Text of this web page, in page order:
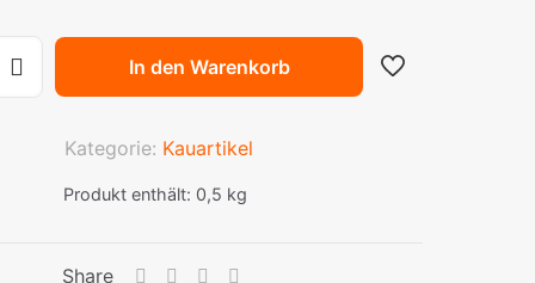
In den Warenkorb
Produkt enthält: 0,5 kg
Kategorie: Kauartikel
Share